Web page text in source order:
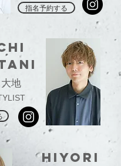
指名予約する
地
hiyori